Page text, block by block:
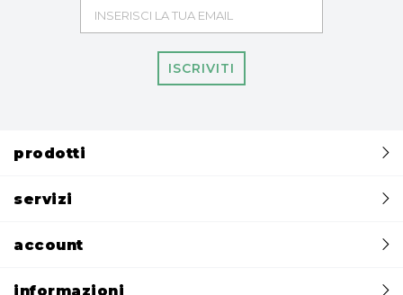
ISCRIVITI
prodotti
servizi
account
informazioni